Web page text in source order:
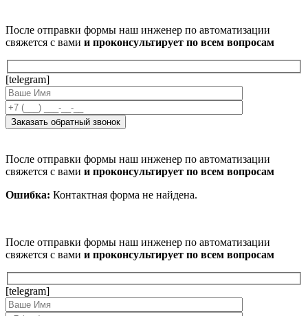
После отправки формы наш инженер по автоматизации
свяжется с вами и проконсультирует по всем вопросам
[telegram]
После отправки формы наш инженер по автоматизации
свяжется с вами и проконсультирует по всем вопросам
Ошибка: Контактная форма не найдена.
После отправки формы наш инженер по автоматизации
свяжется с вами и проконсультирует по всем вопросам
[telegram]